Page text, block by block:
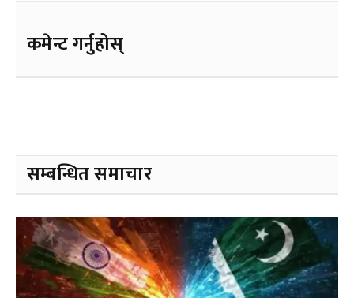
कमेन्ट गर्नुहोस्
सम्बन्धित समाचार